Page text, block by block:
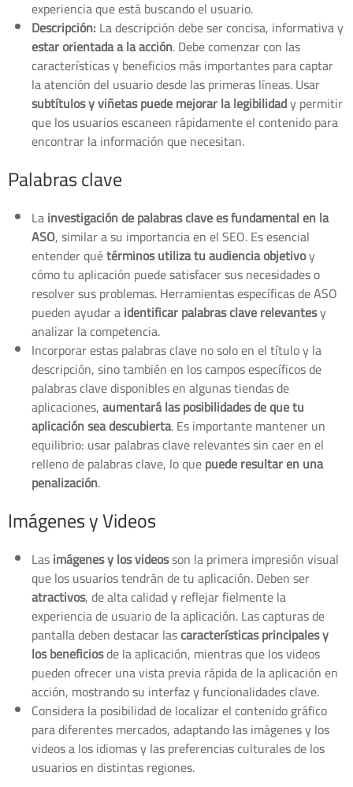
experiencia que está buscando el usuario.
Descripción: La descripción debe ser concisa, informativa y
estar orientada a la acción. Debe comenzar con las
características y beneficios más importantes para captar
la atención del usuario desde las primeras líneas. Usar
subtítulos y viñetas puede mejorar la legibilidady permitir
que los usuarios escaneen rápidamente el contenido para
encontrar la información que necesitan.
Palabras clave
Lainvestigación de palabras clave es fundamental en la
ASO, similar a su importancia en el SEO. Es esencial
entender quétérminos utiliza tu audiencia objetivoy
cómo tu aplicación puede satisfacer sus necesidades o
resolver sus problemas. Herramientas específicas de ASO
pueden ayudar aidentificar palabras clave relevantesy
analizar la competencia.
Incorporar estas palabras clave no solo en el título y la
descripción, sino también en los campos específicos de
palabras clave disponibles en algunas tiendas de
aplicaciones,aumentará las posibilidades de que tu
aplicación sea descubierta. Es importante mantener un
equilibrio: usar palabras clave relevantes sin caer en el
relleno de palabras clave, lo quepuede resultar en una
penalización.
Imágenes y Videos
Lasimágenes y los videosson la primera impresión visual
que los usuarios tendrán de tu aplicación. Deben ser
atractivos, de alta calidad y reflejar fielmente la
experiencia de usuario de la aplicación. Las capturas de
pantalla deben destacar lascaracterísticas principales y
los beneficiosde la aplicación, mientras que los videos
pueden ofrecer una vista previa rápida de la aplicación en
acción, mostrando su interfaz y funcionalidades clave.
Considera la posibilidad de localizar el contenido gráfico
para diferentes mercados, adaptando las imágenes y los
videos a los idiomas y las preferencias culturales de los
usuarios en distintas regiones.